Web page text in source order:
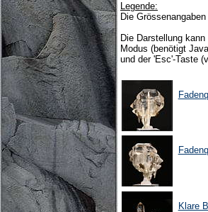
Legende:
Die
Die Darstellung
Modus (benötigt
und der 'Esc'-Taste
Klare